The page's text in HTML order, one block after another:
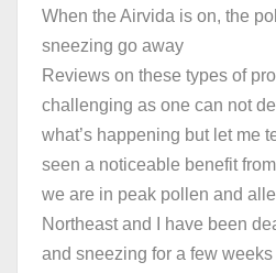
When the Airvida is on, the
sneezing go away
Reviews on these types of
challenging as one can not
what’s happening but let me
seen a noticeable benefit
we are in peak pollen and
Northeast and I have been
and sneezing for a few weeks